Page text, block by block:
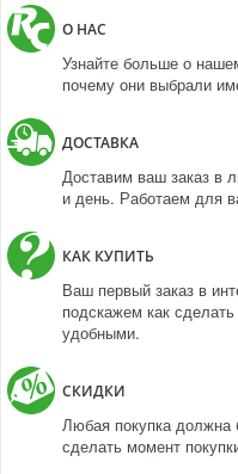
О НАС
Узнайте больше о
почему они выбрали
ДОСТАВКА
Доставим ваш заказ в
и день. Работаем для
КАК КУПИТЬ
Ваш первый заказ в
подскажем как
удобными.
СКИДКИ
Любая покупка должна
сделать момент